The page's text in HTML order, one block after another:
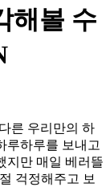
해볼 수
른 우리만의 하
루하루를 보내고
지만 매일 베러뜰
걱정해주고 보